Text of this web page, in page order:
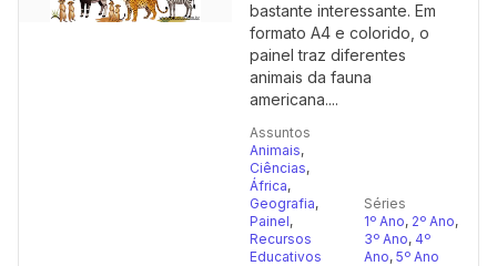
bastante interessante. Em
formato A4 e colorido, o
painel traz diferentes
animais da fauna
americana....
Assuntos
Animais,
Ciências,
África,
Geografia,
Painel,
Recursos
Educativos
Séries
1º Ano, 2º Ano,
3º Ano, 4º
Ano, 5º Ano